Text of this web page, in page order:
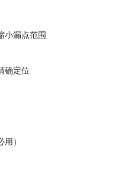
漏点范围
确定位
）